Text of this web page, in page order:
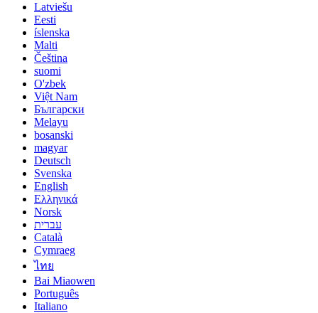
Latviešu
Eesti
íslenska
Malti
Čeština
suomi
O'zbek
Việt Nam
Български
Melayu
bosanski
magyar
Deutsch
Svenska
English
Ελληνικά
Norsk
עברית
Català
Cymraeg
ไทย
Bai Miaowen
Português
Italiano